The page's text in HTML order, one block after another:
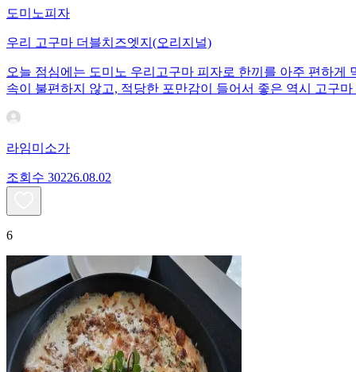
도미노피자
우리 고구마 더블치즈엣지(오리지널)
오늘 점심에는 도미노 우리고구마 피자로 한끼를 아주 편하
속이 불편하지 않고, 적당한 포만감이 들어서 좋은 역시 고구
라임미소가
조회수 30226.08.02
6